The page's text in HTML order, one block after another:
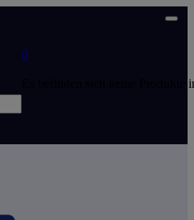
0
Es befinden sich keine Produkte